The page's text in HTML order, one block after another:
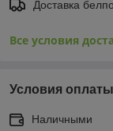
Доставка
Все условия
Условия оплаты
Наличными